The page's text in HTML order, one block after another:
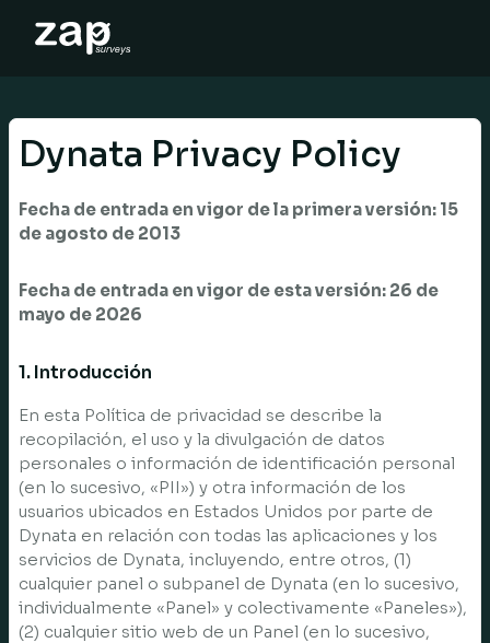
KO
Dynata Privacy Policy
Fecha de entrada en vigor de la primera versión: 15
de agosto de 2013
Fecha de entrada en vigor de esta versión: 26 de
mayo de 2026
1. Introducción
En esta Política de privacidad se describe la
recopilación, el uso y la divulgación de datos
personales o información de identificación personal
(en lo sucesivo, «PII») y otra información de los
usuarios ubicados en Estados Unidos por parte de
Dynata en relación con todas las aplicaciones y los
servicios de Dynata, incluyendo, entre otros, (1)
cualquier panel o subpanel de Dynata (en lo sucesivo,
individualmente «Panel» y colectivamente «Paneles»),
(2) cualquier sitio web de un Panel (en lo sucesivo,